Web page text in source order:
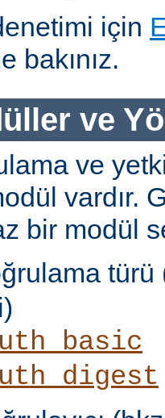
için
bakınız.
ve
ve
vardır.
bir modül